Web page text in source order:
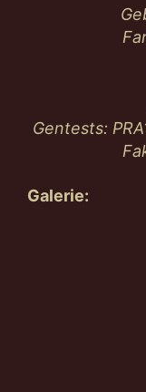
Gentests:
Galerie: